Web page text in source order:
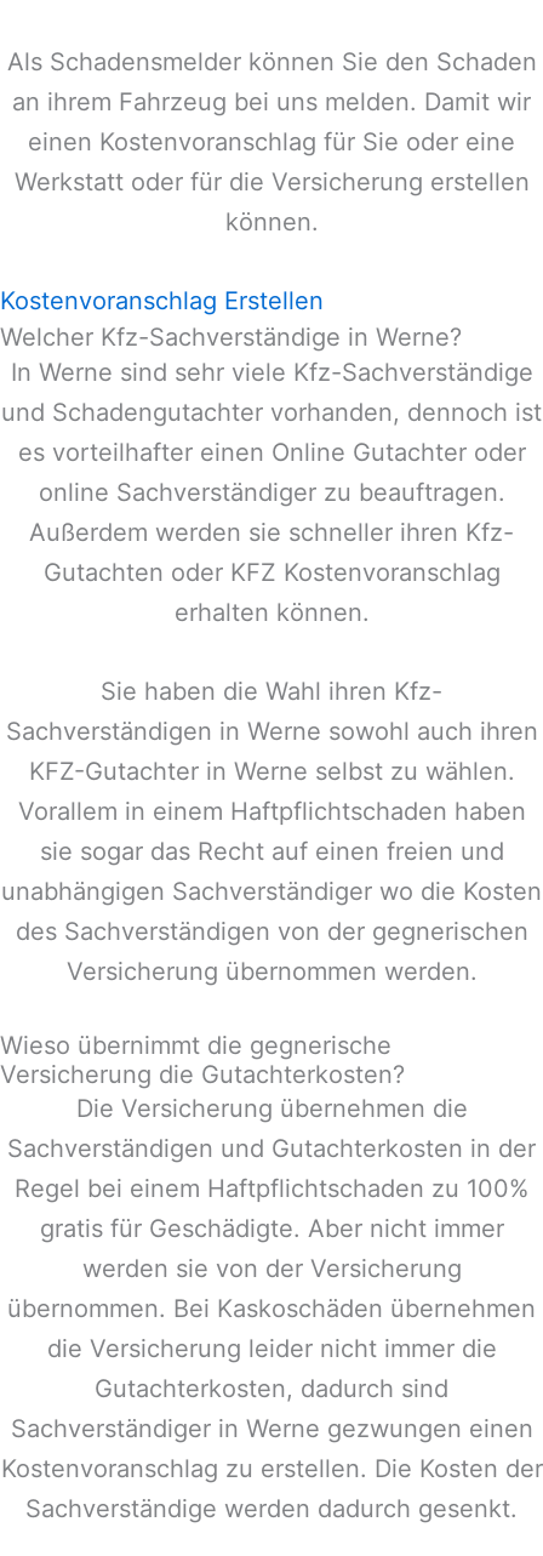
Als Schadensmelder können Sie den Schaden
an ihrem Fahrzeug bei uns melden. Damit wir
einen Kostenvoranschlag für Sie oder eine
Werkstatt oder für die Versicherung erstellen
können.
Kostenvoranschlag Erstellen
Welcher Kfz-Sachverständige in Werne?
In Werne sind sehr viele Kfz-Sachverständige
und Schadengutachter vorhanden, dennoch ist
es vorteilhafter einen Online Gutachter oder
online Sachverständiger zu beauftragen.
Außerdem werden sie schneller ihren Kfz-
Gutachten oder KFZ Kostenvoranschlag
erhalten können.
Sie haben die Wahl ihren Kfz-
Sachverständigen in Werne sowohl auch ihren
KFZ-Gutachter in Werne selbst zu wählen.
Vorallem in einem Haftpflichtschaden haben
sie sogar das Recht auf einen freien und
unabhängigen Sachverständiger wo die Kosten
des Sachverständigen von der gegnerischen
Versicherung übernommen werden.
Wieso übernimmt die gegnerische
Versicherung die Gutachterkosten?
Die Versicherung übernehmen die
Sachverständigen und Gutachterkosten in der
Regel bei einem Haftpflichtschaden zu 100%
gratis für Geschädigte. Aber nicht immer
werden sie von der Versicherung
übernommen. Bei Kaskoschäden übernehmen
die Versicherung leider nicht immer die
Gutachterkosten, dadurch sind
Sachverständiger in Werne gezwungen einen
Kostenvoranschlag zu erstellen. Die Kosten der
Sachverständige werden dadurch gesenkt.